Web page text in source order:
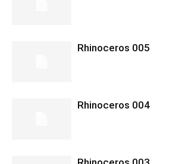
Rhinoceros 005
Rhinoceros 004